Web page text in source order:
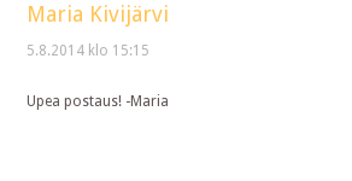
Maria Kivijärvi
5.8.2014 klo 15:15
Upea postaus! -Maria